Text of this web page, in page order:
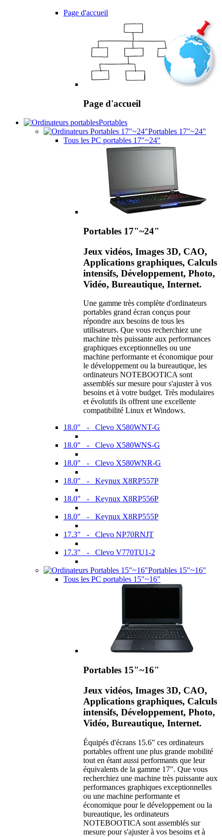
Page d'accueil
Page d'accueil
Portables
Portables 17"~24"
Tous les PC portables 17"~24"
Portables 17"~24"
Jeux vidéos, Images 3D, CAO,
Applications graphiques, Calculs
intensifs, Développement, Photo,
Vidéo, Bureautique, Internet.
Une gamme très complète d'ordinateurs
portables grand écran conçus pour
répondre aux besoins de tous les
utilisateurs. Que vous recherchiez une
machine très puissante aux performances
graphiques exceptionnelles ou une
machine performante et économique pour
le développement ou la bureautique, les
ordinateurs NOTEBOOTICA sont
assemblés sur mesure pour s'ajuster à vos
besoins et à votre budget. Très modulaires
et évolutifs ils offrent une excellente
compatibilité Linux et Windows.
18.0" - Clevo X580WNT-G
18.0" - Clevo X580WNS-G
18.0" - Clevo X580WNR-G
18.0" - Keynux X8RP557P
18.0" - Keynux X8RP556P
18.0" - Keynux X8RP555P
17.3" - Clevo NP70RNJT
17.3" - Clevo V770TU1-2
Portables 15"~16"
Tous les PC portables 15"~16"
Portables 15"~16"
Jeux vidéos, Images 3D, CAO,
Applications graphiques, Calculs
intensifs, Développement, Photo,
Vidéo, Bureautique, Internet.
Équipés d'écrans 15.6" ces ordinateurs
portables offrent une plus grande mobilité
tout en étant aussi performants que leur
équivalents de la gamme 17". Que vous
recherchiez une machine très puissante aux
performances graphiques exceptionnelles
ou une machine performante et
économique pour le développement ou la
bureautique, les ordinateurs
NOTEBOOTICA sont assemblés sur
mesure pour s'ajuster à vos besoins et à